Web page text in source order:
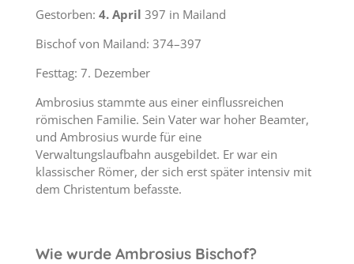
Gestorben: 4. April 397 in Mailand
Bischof von Mailand: 374–397
Festtag: 7. Dezember
Ambrosius stammte aus einer einflussreichen
römischen Familie. Sein Vater war hoher Beamter,
und Ambrosius wurde für eine
Verwaltungslaufbahn ausgebildet. Er war ein
klassischer Römer, der sich erst später intensiv mit
dem Christentum befasste.
Wie wurde Ambrosius Bischof?